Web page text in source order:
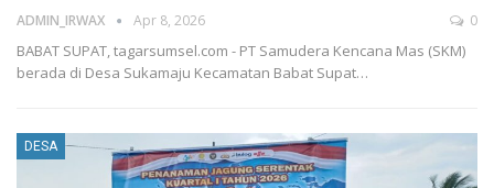
ADMIN_IRWAX Apr 8, 2026 0
BABAT SUPAT, tagarsumsel.com - PT Samudera Kencana Mas (SKM)
berada di Desa Sukamaju Kecamatan Babat Supat…
DESA